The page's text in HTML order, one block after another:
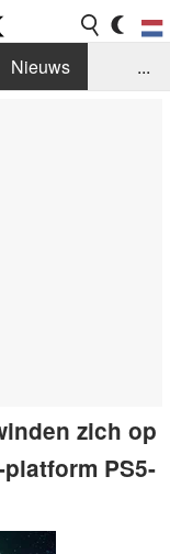
Nieuws
...
zich op
PS5-